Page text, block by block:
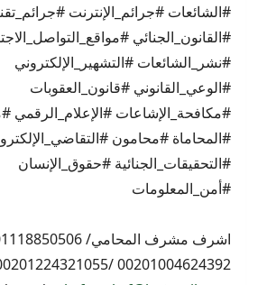
#الشائعات #جرائم_الإنترنت
#القانون_الجنائي
#نشر_الشائعات #التشهير_الإلكتروني
#الوعي_القانوني #قانون_العقوبات
#مكافحة_الإشاعات #الإعلام_الرقمي
#المحاماة #محامون
#التحقيقات_الجنائية #حقوق_الإنسان
#أمن_المعلومات
00201004624392 /00201224321055 /